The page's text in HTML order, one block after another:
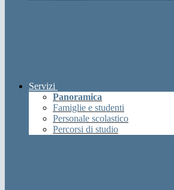
Servizi
Panoramica
Famiglie e studenti
Personale scolastico
Percorsi di studio